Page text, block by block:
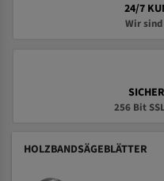
24/7
Wir
256 Bit
HOLZBANDSÄGEBLÄTTER